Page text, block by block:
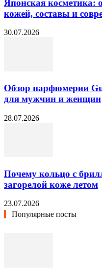
Японская косметика:
кожей, составы и
30.07.2026
Обзор парфюмерии
для мужчин и женщин
28.07.2026
Почему кольцо с
загорелой коже летом
23.07.2026
Популярные посты